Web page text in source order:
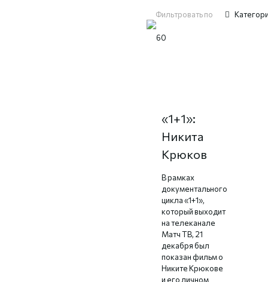
Фильтровать по
«1+1»:
Никита
Крюков
В рамках
документального
цикла «1+1»,
который выходит
на телеканале
Матч ТВ, 21
декабря был
показан фильм о
Никите Крюкове
и его личном